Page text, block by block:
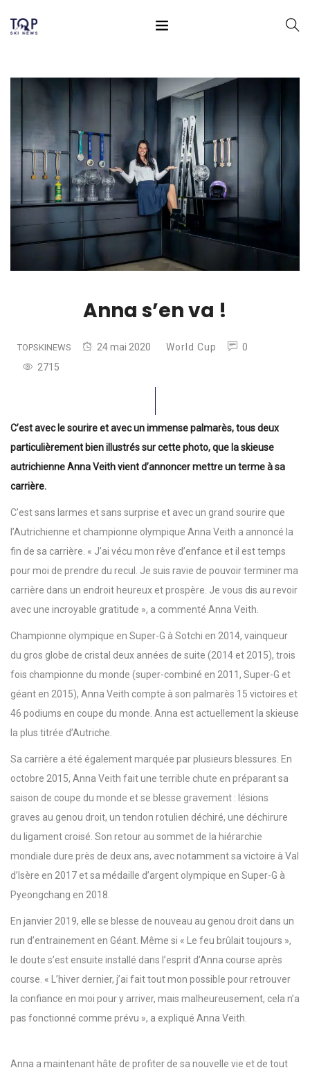
Anna s’en va !
TOPSKINEWS 24 mai 2020 World Cup
0
2715
C’est avec le sourire et avec un immense palmarès, tous deux
particulièrement bien illustrés sur cette photo, que la skieuse
autrichienne Anna Veith vient d’annoncer mettre un terme à sa
carrière.
C’est sans larmes et sans surprise et avec un grand sourire que
l’Autrichienne et championne olympique Anna Veith a annoncé la
fin de sa carrière. « J’ai vécu mon rêve d’enfance et il est temps
pour moi de prendre du recul. Je suis ravie de pouvoir terminer ma
carrière dans un endroit heureux et prospère. Je vous dis au revoir
avec une incroyable gratitude », a commenté Anna Veith.
Championne olympique en Super-G à Sotchi en 2014, vainqueur
du gros globe de cristal deux années de suite (2014 et 2015), trois
fois championne du monde (super-combiné en 2011, Super-G et
géant en 2015), Anna Veith compte à son palmarès 15 victoires et
46 podiums en coupe du monde. Anna est actuellement la skieuse
la plus titrée d’Autriche.
Sa carrière a été également marquée par plusieurs blessures. En
octobre 2015, Anna Veith fait une terrible chute en préparant sa
saison de coupe du monde et se blesse gravement : lésions
graves au genou droit, un tendon rotulien déchiré, une déchirure
du ligament croisé. Son retour au sommet de la hiérarchie
mondiale dure près de deux ans, avec notamment sa victoire à Val
d’Isère en 2017 et sa médaille d’argent olympique en Super-G à
Pyeongchang en 2018.
En janvier 2019, elle se blesse de nouveau au genou droit dans un
run d’entrainement en Géant. Même si « Le feu brûlait toujours »,
le doute s’est ensuite installé dans l’esprit d’Anna course après
course. « L’hiver dernier, j’ai fait tout mon possible pour retrouver
la confiance en moi pour y arriver, mais malheureusement, cela n’a
pas fonctionné comme prévu », a expliqué Anna Veith.
Anna a maintenant hâte de profiter de sa nouvelle vie et de tout